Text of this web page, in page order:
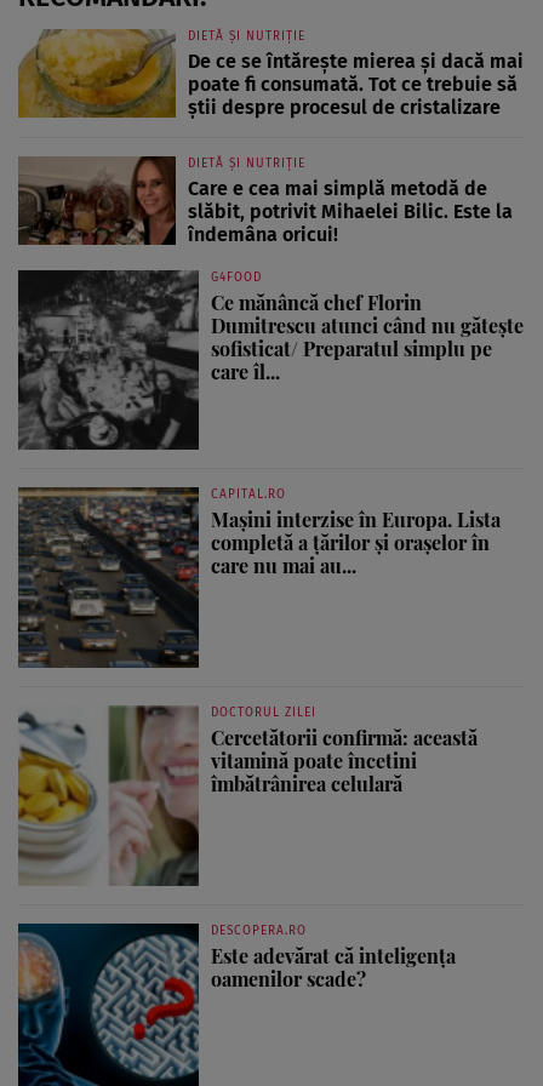
DIETĂ ȘI NUTRIȚIE
De ce se întărește mierea și dacă mai
poate fi consumată. Tot ce trebuie să
știi despre procesul de cristalizare
DIETĂ ȘI NUTRIȚIE
Care e cea mai simplă metodă de
slăbit, potrivit Mihaelei Bilic. Este la
îndemâna oricui!
G4FOOD
Ce mănâncă chef Florin
Dumitrescu atunci când nu gătește
sofisticat/ Preparatul simplu pe
care îl...
CAPITAL.RO
Mașini interzise în Europa. Lista
completă a țărilor și orașelor în
care nu mai au...
DOCTORUL ZILEI
Cercetătorii confirmă: această
vitamină poate încetini
îmbătrânirea celulară
DESCOPERA.RO
Este adevărat că inteligența
oamenilor scade?